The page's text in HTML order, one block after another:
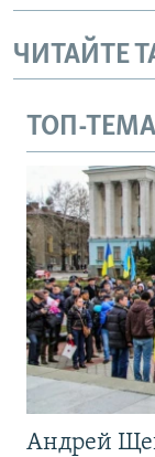
ЧИТАЙТЕ
ТОП-ТЕМА
Андрей